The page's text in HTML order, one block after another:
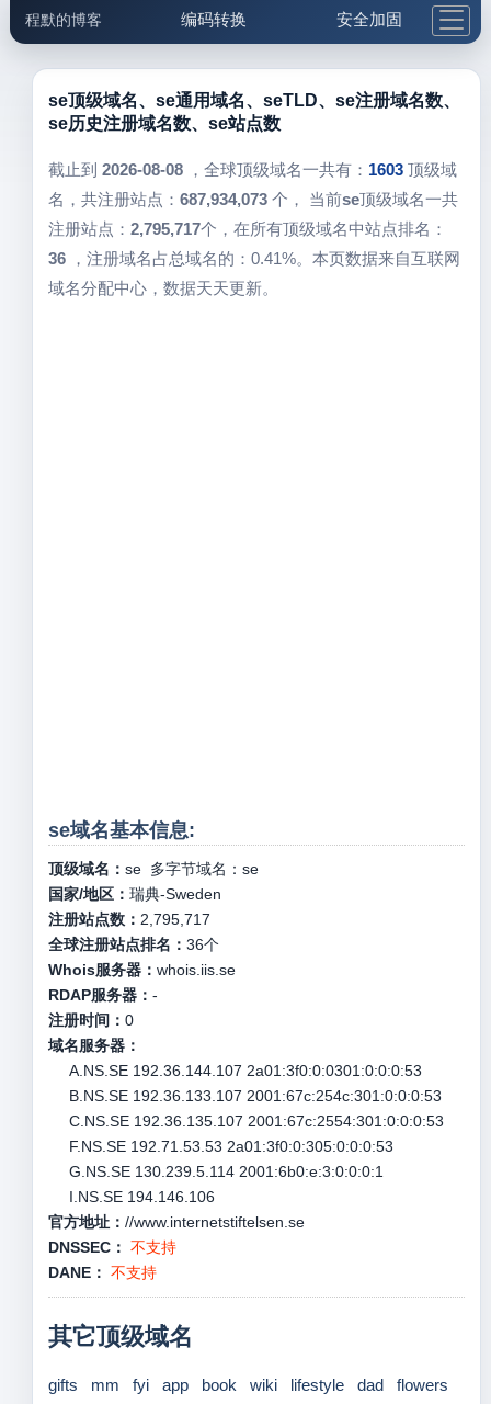
程默的博客 编码转换 安全加固
邮件工具 生活便民 更多工具
5.1支付宝大红包
se顶级域名、se通用域名、seTLD、se注册域名数、
se历史注册域名数、se站点数
截止到 2026-08-08，全球顶级域名一共有： 1603 顶级域
名，共注册站点： 687,934,073 个， 当前se顶级域名一共
注册站点： 2,795,717个，在所有顶级域名中站点排名：
36，注册域名占总域名的：0.41%。本页数据来自互联网
域名分配中心，数据天天更新。
se域名基本信息:
顶级域名： se多字节域名： se
国家/地区： 瑞典-Sweden
注册站点数： 2,795,717
全球注册站点排名： 36个
Whois服务器： whois.iis.se
RDAP服务器： -
注册时间： 0
域名服务器：
A.NS.SE 192.36.144.107 2a01:3f0:0:0301:0:0:0:53
B.NS.SE 192.36.133.107 2001:67c:254c:301:0:0:0:53
C.NS.SE 192.36.135.107 2001:67c:2554:301:0:0:0:53
F.NS.SE 192.71.53.53 2a01:3f0:0:305:0:0:0:53
G.NS.SE 130.239.5.114 2001:6b0:e:3:0:0:0:1
I.NS.SE 194.146.106
官方地址： //www.internetstiftelsen.se
DNSSEC： 不支持
DANE： 不支持
其它顶级域名
gifts mm fyi app book wiki lifestyle dad
flowers